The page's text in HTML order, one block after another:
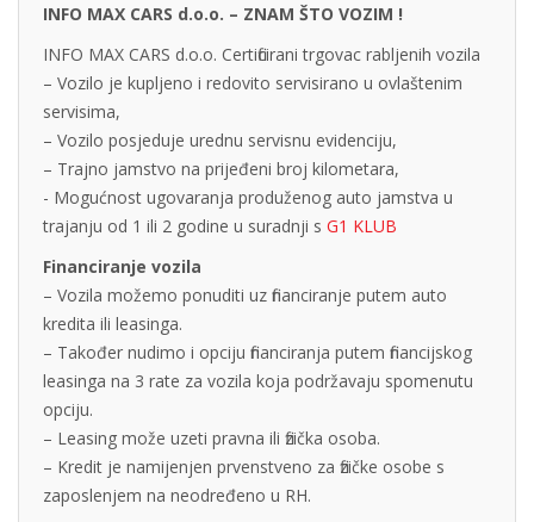
INFO MAX CARS d.o.o. – ZNAM ŠTO VOZIM !
INFO MAX CARS d.o.o. Certificirani trgovac rabljenih vozila
– Vozilo je kupljeno i redovito servisirano u ovlaštenim
servisima,
– Vozilo posjeduje urednu servisnu evidenciju,
– Trajno jamstvo na prijeđeni broj kilometara,
- Mogućnost ugovaranja produženog auto jamstva u
trajanju od 1 ili 2 godine u suradnji s G1 KLUB
Financiranje vozila
– Vozila možemo ponuditi uz financiranje putem auto
kredita ili leasinga.
– Također nudimo i opciju financiranja putem financijskog
leasinga na 3 rate za vozila koja podržavaju spomenutu
opciju.
– Leasing može uzeti pravna ili fizička osoba.
– Kredit je namijenjen prvenstveno za fizičke osobe s
zaposlenjem na neodređeno u RH.